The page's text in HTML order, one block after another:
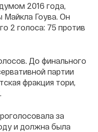
2016 года,
Гоува. Он
2 голоса: 75 против
До финального
партии
фракция тори,
за
и должна была